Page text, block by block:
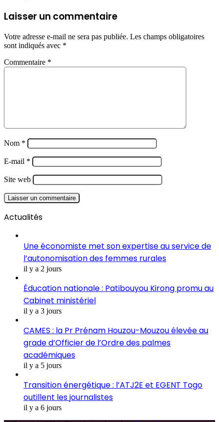
Laisser un commentaire
Votre adresse e-mail ne sera pas publiée. Les champs obligatoires
sont indiqués avec *
Commentaire *
Nom *
E-mail *
Site web
Actualités
Une économiste met son expertise au service de
l’autonomisation des femmes rurales
il y a 2 jours
Éducation nationale : Patibouyou Kirong promu au
Cabinet ministériel
il y a 3 jours
CAMES : la Pr Prénam Houzou-Mouzou élevée au
grade d’Officier de l’Ordre des palmes
académiques
il y a 5 jours
Transition énergétique : l’ATJ2E et EGENT Togo
outillent les journalistes
il y a 6 jours